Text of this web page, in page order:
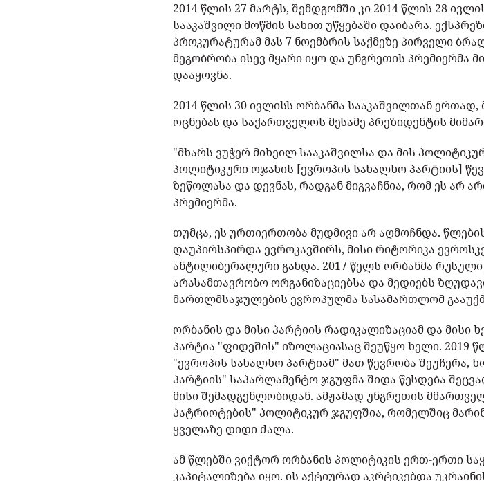
2014 წლის 27 მარტს, შემდგომში კი 2014 წლის 28
სააკაშვილი მოწმის სახით უწყებაში დაიბარა.
პროკურატურამ მას 7 ნოემბრის საქმეზე პირველი
მეგობრობა ისევ მყარი იყო და უნგრეთის პრემიერმა
დააყოვნა.
2014 წლის 30 ივლისს ორბანმა სააკაშვილთან
ოცნებას და საქართველოს მესამე პრეზიდენტის
"მხარს ვუჭერ მიხეილ სააკაშვილსა და მის
პოლიტიკური ოჯახის [ევროპის სახალხო პარტიის]
ზეწოლასა და დევნას, რადგან მიგვაჩნია, რომ ეს არ
პრემიერმა.
თუმცა, ეს ურთიერთობა მუდმივი არ აღმოჩნდა.
დაუპირსპირდა ევროკავშირს, მისი რიტორიკა
ანტილიბერალური გახდა. 2017 წელს ორბანმა
არასამთავრობო ორგანიზაციებსა და მედიებს
მართლმსაჯულების ევროპულმა სასამართლომ
ორბანის და მისი პარტიის რადიკალიზაციამ და
პარტია "ფიდეშის" იზოლაციასაც შეუწყო ხელი. 2019
"ევროპის სახალხო პარტიამ" მათ წევრობა შეუჩერა,
პარტიის" საპარლამენტო ჯგუფმა შიდა წესდება
მისი შემადგენლობიდან. ამჟამად უნგრეთის
პატრიოტების" პოლიტიკურ ჯგუფშია, რომელშიც
ყველაზე დიდი ძალა.
ამ წლებში ვიქტორ ორბანის პოლიტიკის ერთ-ერთი
კაპიტალიზება იყო. ის აქტიურად აკრტიკებდა